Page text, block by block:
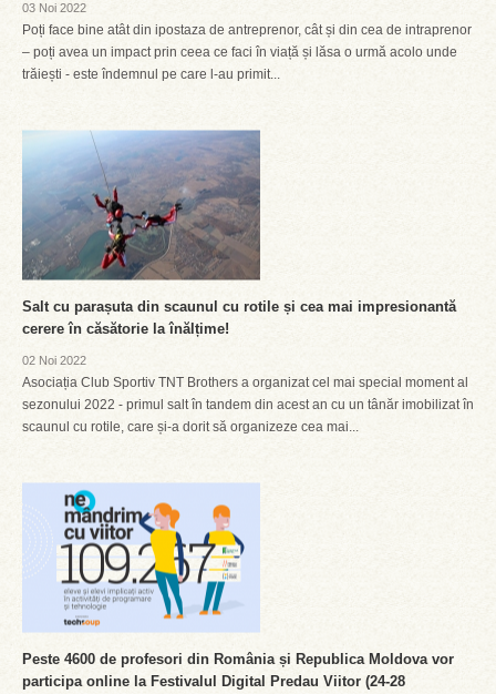
03 Noi 2022
Poți face bine atât din ipostaza de antreprenor, cât și din cea de intraprenor
– poți avea un impact prin ceea ce faci în viață și lăsa o urmă acolo unde
trăiești - este îndemnul pe care l-au primit...
Salt cu parașuta din scaunul cu rotile și cea mai impresionantă
cerere în căsătorie la înălțime!
02 Noi 2022
Asociația Club Sportiv TNT Brothers a organizat cel mai special moment al
sezonului 2022 - primul salt în tandem din acest an cu un tânăr imobilizat în
scaunul cu rotile, care și-a dorit să organizeze cea mai...
Peste 4600 de profesori din România și Republica Moldova vor
participa online la Festivalul Digital Predau Viitor (24-28